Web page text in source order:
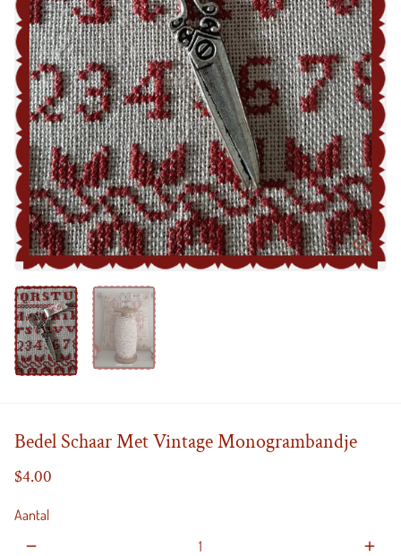
Bedel Schaar Met Vintage Monogrambandje
$4.00
Aantal
remove add